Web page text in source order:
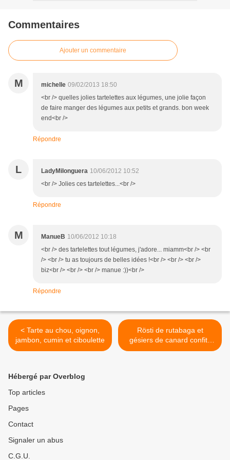
Commentaires
Ajouter un commentaire
M michelle 09/02/2013 18:50
<br /> quelles jolies tartelettes aux légumes, une jolie façon
de faire manger des légumes aux petits et grands. bon week
end<br />
Répondre
L LadyMilonguera 10/06/2012 10:52
<br /> Jolies ces tartelettes...<br />
Répondre
M ManueB 10/06/2012 10:18
<br /> des tartelettes tout légumes, j'adore... miamm<br /> <br
/> <br /> tu as toujours de belles idées !<br /> <br /> <br />
biz<br /> <br /> <br /> manue :))<br />
Répondre
< Tarte au chou, oignon,
jambon, cumin et ciboulette
Rösti de rutabaga et
gésiers de canard confits
au sirop d'érable >
Hébergé par Overblog
Top articles
Pages
Contact
Signaler un abus
C.G.U.